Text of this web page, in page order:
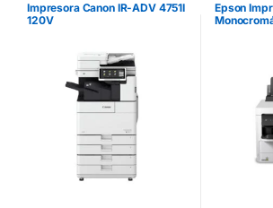
Impresora Canon IR-ADV 4751I
120V
Epson